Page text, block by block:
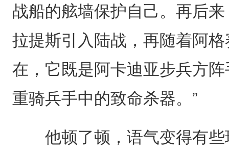
战船的舷墙保护自己。再后
拉提斯引入陆战，再随着阿
在，它既是阿卡迪亚步兵方
重骑兵手中的致命杀器。”
他顿了顿，语气变得有些